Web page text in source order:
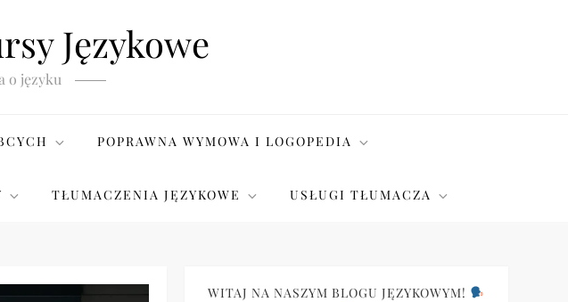
Językowe
o języku
POPRAWNA WYMOWA I LOGOPEDIA
TŁUMACZENIA JĘZYKOWE USŁUGI TŁUMACZA
WITAJ NA NASZYM BLOGU JĘZYKOWYM!